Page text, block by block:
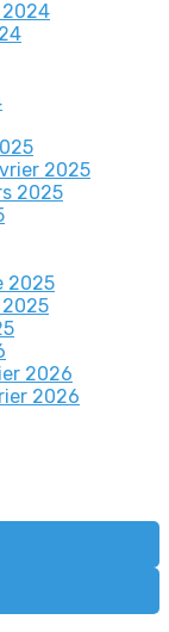
2024
2025
2025
2025
2025
2026
2026